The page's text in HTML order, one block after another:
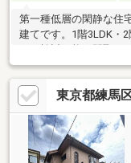
第一種低層の閑静な住
建てです。1階3LDK・
を快適にサポートしま
備え、南向きバルコニ
トタイムを静かに満喫
着いた環境でありなが
10分圏内と、都心へ
社ではエリアに精通
ひお気軽にお問い合わ
東京都練馬